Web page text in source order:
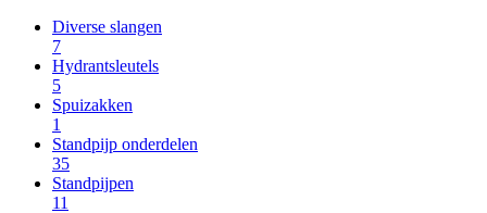
Diverse slangen
7
Hydrantsleutels
5
Spuizakken
1
Standpijp onderdelen
35
Standpijpen
11